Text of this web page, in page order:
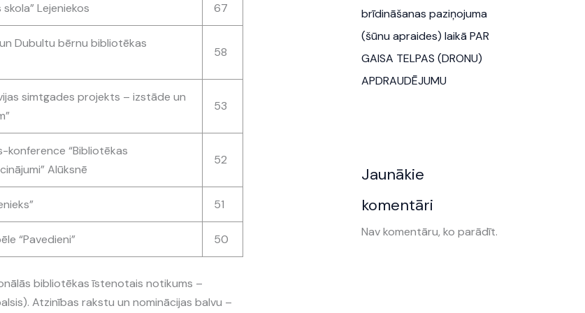
Lejeniekos 67
Dubultu bērnu bibliotēkas
58
simtgades projekts – izstāde un
53
konference “Bibliotēkas
Alūksnē
52
51
“Pavedieni” 50
bibliotēkas īstenotais notikums –
Atzinības rakstu un nominācijas balvu –
brīdināšanas paziņojuma
(šūnu apraides) laikā PAR
GAISA TELPAS (DRONU)
APDRAUDĒJUMU
Jaunākie
komentāri
Nav komentāru, ko parādīt.